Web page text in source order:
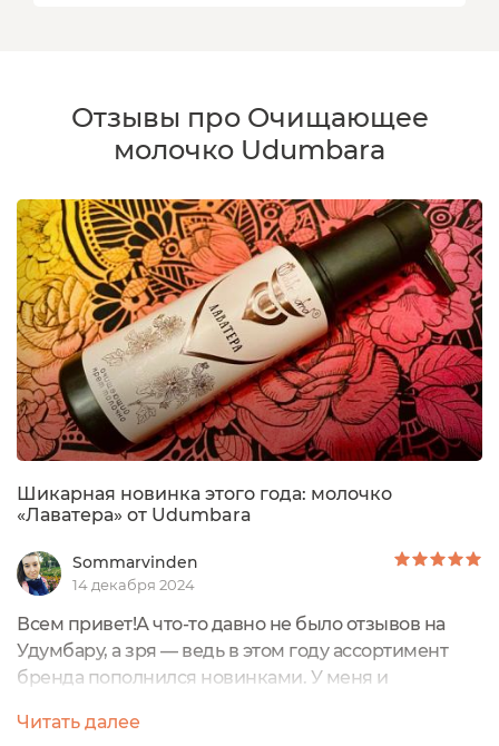
Отзывы про Очищающее
молочко Udumbara
Шикарная новинка этого года: молочко
«Лаватера» от Udumbara
Sommarvinden
14 декабря 2024
Всем привет!А что-то давно не было отзывов на
Удумбару, а зря — ведь в этом году ассортимент
бренда пополнился новинками. У меня и
второй раз не напишешь, а тут раздолье — вышло
Читать далее